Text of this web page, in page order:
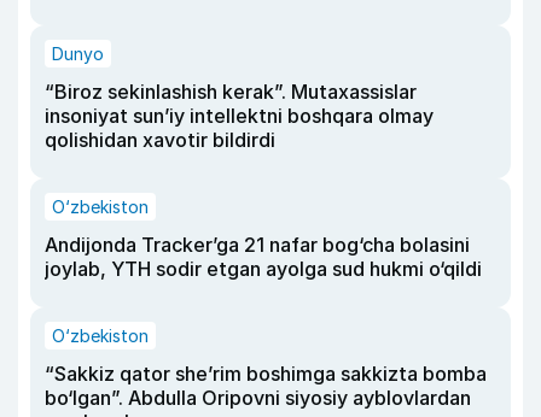
Dunyo
“Biroz sekinlashish kerak”. Mutaxassislar
insoniyat sun’iy intellektni boshqara olmay
qolishidan xavotir bildirdi
O‘zbekiston
Andijonda Tracker’ga 21 nafar bog‘cha bolasini
joylab, YTH sodir etgan ayolga sud hukmi o‘qildi
O‘zbekiston
“Sakkiz qator she’rim boshimga sakkizta bomba
bo‘lgan”. Abdulla Oripovni siyosiy ayblovlardan